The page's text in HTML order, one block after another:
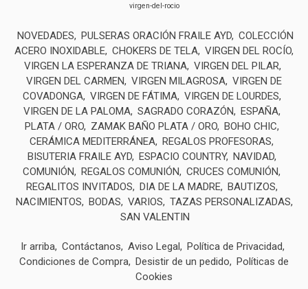
virgen-del-rocio
NOVEDADES PULSERAS ORACIÓN FRAILE AYD COLECCIÓN
ACERO INOXIDABLE CHOKERS DE TELA VIRGEN DEL ROCÍO
VIRGEN LA ESPERANZA DE TRIANA VIRGEN DEL PILAR
VIRGEN DEL CARMEN
VIRGEN MILAGROSA VIRGEN DE
COVADONGA VIRGEN DE FÁTIMA VIRGEN DE LOURDES
VIRGEN DE LA PALOMA SAGRADO CORAZÓN
ESPAÑA
PLATA / ORO
ZAMAK BAÑO PLATA / ORO BOHO CHIC
CERÁMICA MEDITERRÁNEA REGALOS PROFESORAS
BISUTERIA FRAILE AYD ESPACIO COUNTRY NAVIDAD
COMUNIÓN
REGALOS COMUNIÓN
CRUCES COMUNIÓN
REGALITOS INVITADOS
DIA DE LA MADRE BAUTIZOS
NACIMIENTOS
BODAS VARIOS
TAZAS PERSONALIZADAS
SAN VALENTIN
Ir arriba Contáctanos Aviso Legal
Política de Privacidad
Condiciones de Compra
Desistir de un pedido
Políticas de
Cookies